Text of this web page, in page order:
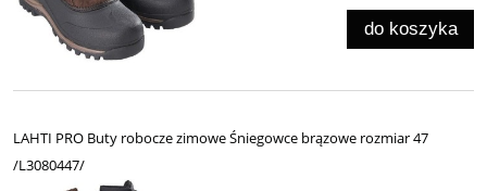
do koszyka
LAHTI PRO Buty robocze zimowe Śniegowce brązowe rozmiar 47
/L3080447/